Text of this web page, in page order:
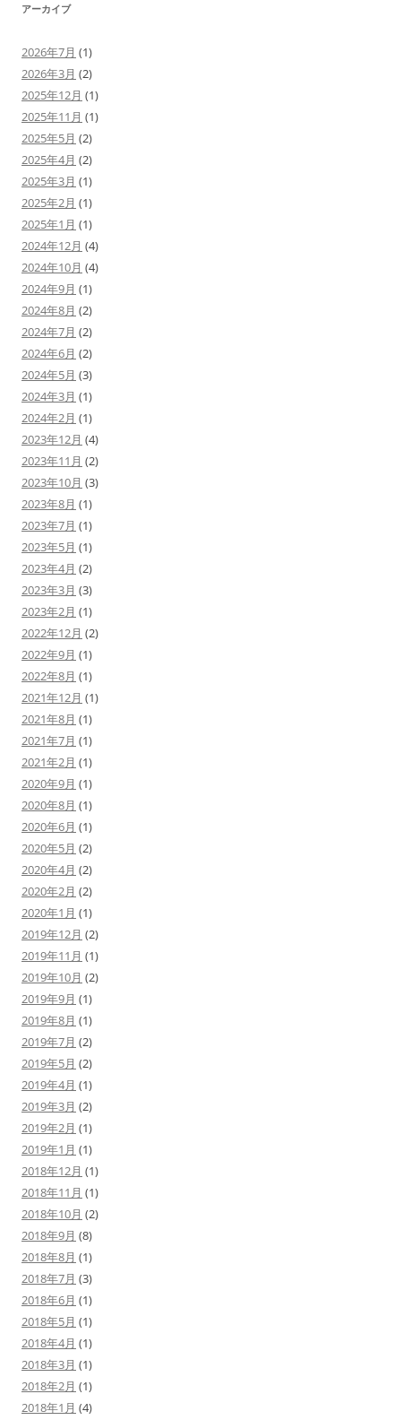
アーカイブ
2026年7月 (1)
2026年3月 (2)
2025年12月 (1)
2025年11月 (1)
2025年5月 (2)
2025年4月 (2)
2025年3月 (1)
2025年2月 (1)
2025年1月 (1)
2024年12月 (4)
2024年10月 (4)
2024年9月 (1)
2024年8月 (2)
2024年7月 (2)
2024年6月 (2)
2024年5月 (3)
2024年3月 (1)
2024年2月 (1)
2023年12月 (4)
2023年11月 (2)
2023年10月 (3)
2023年8月 (1)
2023年7月 (1)
2023年5月 (1)
2023年4月 (2)
2023年3月 (3)
2023年2月 (1)
2022年12月 (2)
2022年9月 (1)
2022年8月 (1)
2021年12月 (1)
2021年8月 (1)
2021年7月 (1)
2021年2月 (1)
2020年9月 (1)
2020年8月 (1)
2020年6月 (1)
2020年5月 (2)
2020年4月 (2)
2020年2月 (2)
2020年1月 (1)
2019年12月 (2)
2019年11月 (1)
2019年10月 (2)
2019年9月 (1)
2019年8月 (1)
2019年7月 (2)
2019年5月 (2)
2019年4月 (1)
2019年3月 (2)
2019年2月 (1)
2019年1月 (1)
2018年12月 (1)
2018年11月 (1)
2018年10月 (2)
2018年9月 (8)
2018年8月 (1)
2018年7月 (3)
2018年6月 (1)
2018年5月 (1)
2018年4月 (1)
2018年3月 (1)
2018年2月 (1)
2018年1月 (4)